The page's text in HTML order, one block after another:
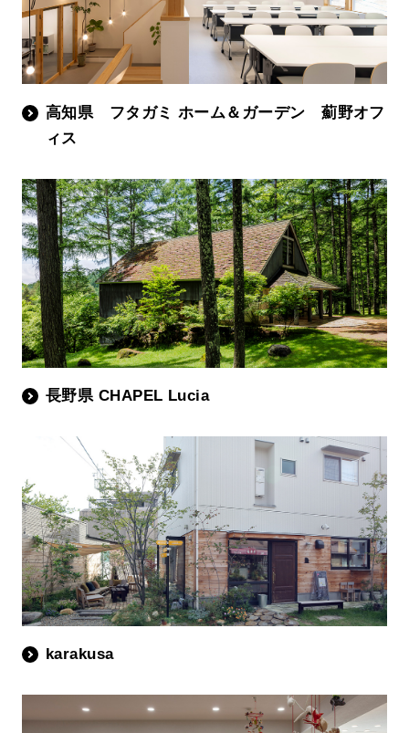
高知県 フタガミ ホーム＆ガーデン 薊野オフ
ィス
長野県 CHAPEL Lucia
karakusa